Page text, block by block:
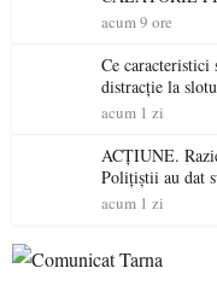
acum 9 ore
Ce caracteristici
distracție la
acum 1 zi
ACȚIUNE.
Polițiștii au dat
permis într-o
acum 1 zi